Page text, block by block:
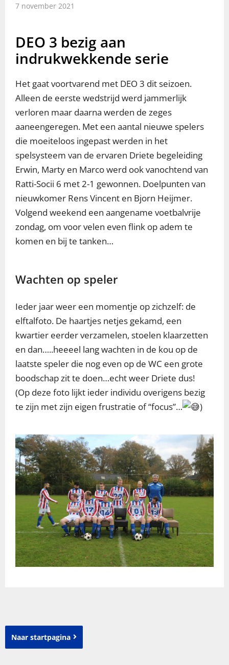
7 november 2021
DEO 3 bezig aan
indrukwekkende serie
Het gaat voortvarend met DEO 3 dit seizoen.
Alleen de eerste wedstrijd werd jammerlijk
verloren maar daarna werden de zeges
aaneengeregen. Met een aantal nieuwe spelers
die moeiteloos ingepast werden in het
spelsysteem van de ervaren Driete begeleiding
Erwin, Marty en Marco werd ook vanochtend van
Ratti-Socii 6 met 2-1 gewonnen. Doelpunten van
nieuwkomer Rens Vincent en Bjorn Heijmer.
Volgend weekend een aangename voetbalvrije
zondag, om voor velen even flink op adem te
komen en bij te tanken…
Wachten op speler
Ieder jaar weer een momentje op zichzelf: de
elftalfoto. De haartjes netjes gekamd, een
kwartier eerder verzamelen, stoelen klaarzetten
en dan…..heeeel lang wachten in de kou op de
laatste speler die nog even op de WC een grote
boodschap zit te doen…echt weer Driete dus!
(Op deze foto lijkt ieder individu overigens bezig
te zijn met zijn eigen frustratie of “focus”…
)
Naar startpagina